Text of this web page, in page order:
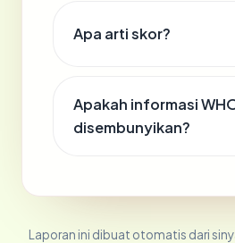
Apa arti skor?
Apakah informasi
disembunyikan?
Laporan ini dibuat otomatis dari